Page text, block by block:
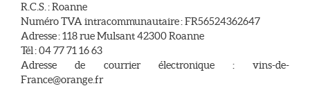
R.C.S. : Roanne
Numéro TVA intracommunautaire : FR56524362647
Adresse : 118 rue Mulsant 42300 Roanne
Tél : 04 77 71 16 63
Adresse de courrier électronique : vins-de-
France@orange.fr